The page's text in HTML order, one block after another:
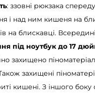
: ззовні рюкзака
і над ним кишеня на
на блискавці.
під ноутбук до 17
захищено
захищені
кишені. З іншого